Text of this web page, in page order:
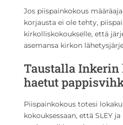
Jos piispainkokous
korjausta ei ole tehty,
kirkolliskokoukselle, että
asemansa kirkon
Taustalla
haetut
Piispainkokous totesi
kokouksessaan, että SLEY